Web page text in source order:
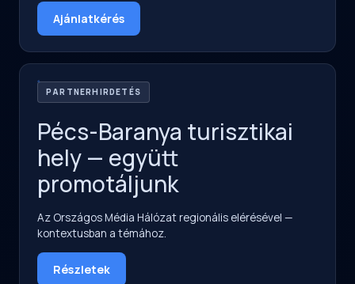
Ajánlatkérés
PARTNERHIRDETÉS
Pécs-Baranya turisztikai
hely — együtt
promotáljunk
Az Országos Média Hálózat regionális elérésével —
kontextusban a témához.
Részletek